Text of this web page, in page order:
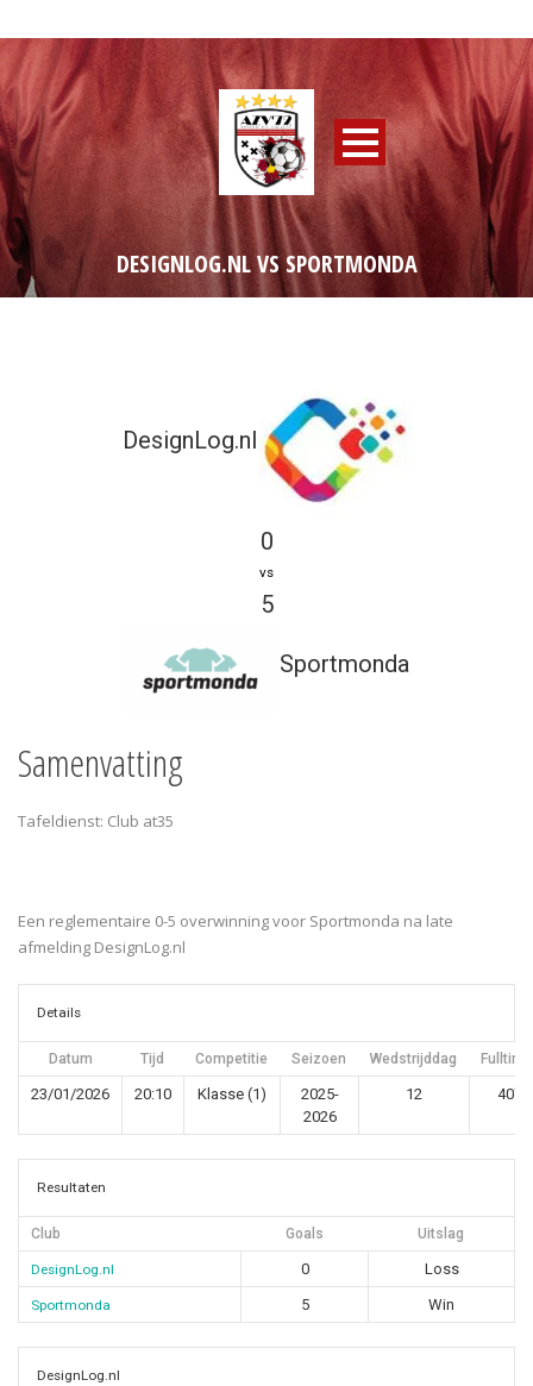
DESIGNLOG.NL VS SPORTMONDA
DesignLog.nl
0
vs
5
Sportmonda
Samenvatting
Tafeldienst: Club at35
Een reglementaire 0-5 overwinning voor Sportmonda na late
afmelding DesignLog.nl
Details
Datum Tijd Competitie Seizoen Wedstrijddag Fulltime
23/01/2026 20:10 Klasse (1)
2025-
2026
12 40'
Resultaten
Club Goals Uitslag
DesignLog.nl 0 Loss
Sportmonda 5 Win
DesignLog.nl